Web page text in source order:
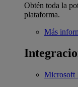
Obtén toda la
plataforma.
Más
Microsoft